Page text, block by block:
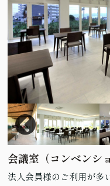
会議室（コンベンシ
法人会員様のご利用が多